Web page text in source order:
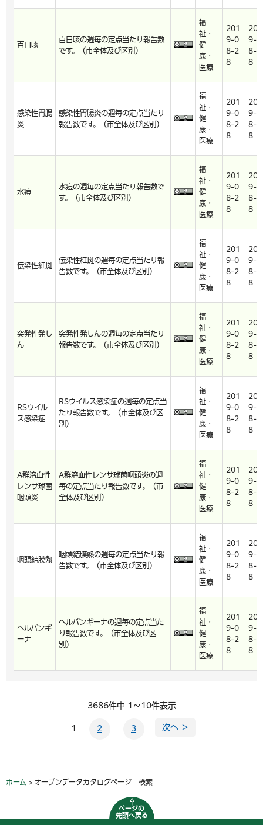
百日咳
百日咳の週毎の定点当たり報告数
です。（市全体及び区別）
福
祉・
健
康・
医療
201
9-0
8-2
8
201
9-0
8-2
8
感染性胃腸
炎
感染性胃腸炎の週毎の定点当たり
報告数です。（市全体及び区別）
福
祉・
健
康・
医療
201
9-0
8-2
8
201
9-0
8-2
8
水痘
水痘の週毎の定点当たり報告数で
す。（市全体及び区別）
福
祉・
健
康・
医療
201
9-0
8-2
8
201
9-0
8-2
8
伝染性紅斑
伝染性紅斑の週毎の定点当たり報
告数です。（市全体及び区別）
福
祉・
健
康・
医療
201
9-0
8-2
8
201
9-0
8-2
8
突発性発し
ん
突発性発しんの週毎の定点当たり
報告数です。（市全体及び区別）
福
祉・
健
康・
医療
201
9-0
8-2
8
201
9-0
8-2
8
RSウイル
ス感染症
RSウイルス感染症の週毎の定点当
たり報告数です。（市全体及び区
別）
福
祉・
健
康・
医療
201
9-0
8-2
8
201
9-0
8-2
8
A群溶血性
レンサ球菌
咽頭炎
A群溶血性レンサ球菌咽頭炎の週
毎の定点当たり報告数です。（市
全体及び区別）
福
祉・
健
康・
医療
201
9-0
8-2
8
201
9-0
8-2
8
咽頭結膜熱
咽頭結膜熱の週毎の定点当たり報
告数です。（市全体及び区別）
福
祉・
健
康・
医療
201
9-0
8-2
8
201
9-0
8-2
8
ヘルパンギ
ーナ
ヘルパンギーナの週毎の定点当た
り報告数です。（市全体及び区
別）
福
祉・
健
康・
医療
201
9-0
8-2
8
201
9-0
8-2
8
3686件中 1～10件表示
1 2 3 次へ ＞
ホーム > オープンデータカタログページ 検索
ページの
先頭へ戻る